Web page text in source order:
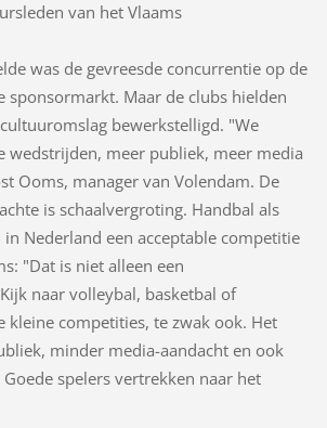
van het Vlaams
was de gevreesde concurrentie op de
sponsormarkt. Maar de clubs hielden
bewerkstelligd. "We
wedstrijden, meer publiek, meer media
Ooms, manager van Volendam. De
is schaalvergroting. Handbal als
Nederland een acceptable competitie
"Dat is niet alleen een
naar volleybal, basketbal of
kleine competities, te zwak ook. Het
minder media-aandacht en ook
spelers vertrekken naar het